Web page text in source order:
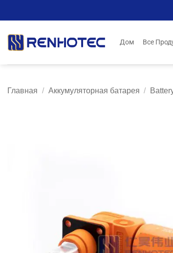
Дом Все
Главная / Аккумуляторная батарея /